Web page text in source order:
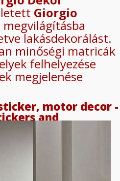
Giorgio
lakásdekorálást.
minőségi matricák
felhelyezése
megjelenése
motor decor -
and
or your
design, don't be